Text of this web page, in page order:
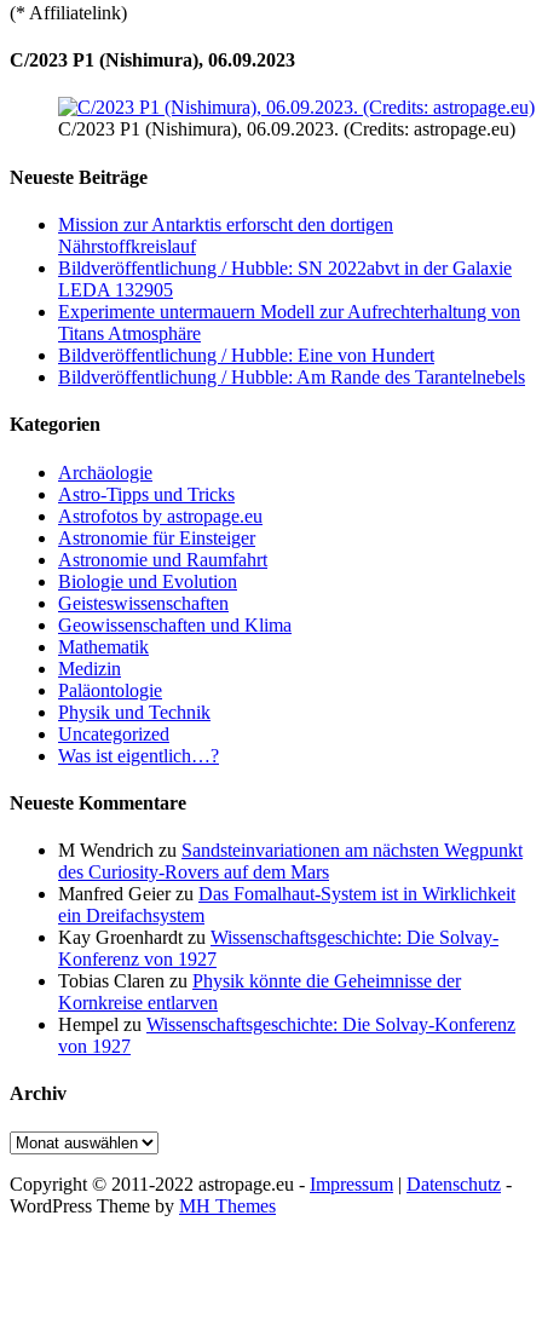
(* Affiliatelink)
C/2023 P1 (Nishimura), 06.09.2023
C/2023 P1 (Nishimura), 06.09.2023. (Credits: astropage.eu)
Neueste Beiträge
Mission zur Antarktis erforscht den dortigen
Nährstoffkreislauf
Bildveröffentlichung / Hubble: SN 2022abvt in der Galaxie
LEDA 132905
Experimente untermauern Modell zur Aufrechterhaltung von
Titans Atmosphäre
Bildveröffentlichung / Hubble: Eine von Hundert
Bildveröffentlichung / Hubble: Am Rande des Tarantelnebels
Kategorien
Archäologie
Astro-Tipps und Tricks
Astrofotos by astropage.eu
Astronomie für Einsteiger
Astronomie und Raumfahrt
Biologie und Evolution
Geisteswissenschaften
Geowissenschaften und Klima
Mathematik
Medizin
Paläontologie
Physik und Technik
Uncategorized
Was ist eigentlich…?
Neueste Kommentare
M Wendrich zu Sandsteinvariationen am nächsten Wegpunkt
des Curiosity-Rovers auf dem Mars
Manfred Geierzu Das Fomalhaut-System ist in Wirklichkeit
ein Dreifachsystem
Kay Groenhardt zu Wissenschaftsgeschichte: Die Solvay-
Konferenz von 1927
Tobias Claren zu Physik könnte die Geheimnisse der
Kornkreise entlarven
Hempel zu Wissenschaftsgeschichte: Die Solvay-Konferenz
von 1927
Archiv
Archiv
Copyright © 2011-2022 astropage.eu - Impressum | Datenschutz -
WordPress Theme by MH Themes